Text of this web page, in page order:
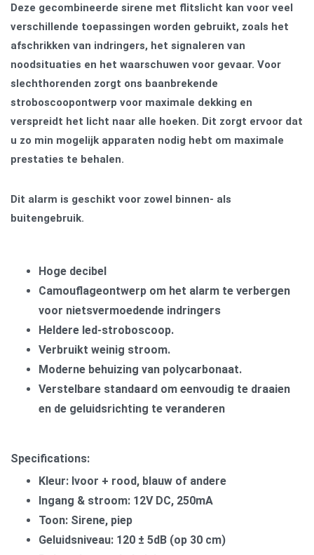
Deze gecombineerde sirene met flitslicht kan voor veel
verschillende toepassingen worden gebruikt, zoals het
afschrikken van indringers, het signaleren van
noodsituaties en het waarschuwen voor gevaar. Voor
slechthorenden zorgt ons baanbrekende
stroboscoopontwerp voor maximale dekking en
verspreidt het licht naar alle hoeken. Dit zorgt ervoor dat
u zo min mogelijk apparaten nodig hebt om maximale
prestaties te behalen.
Dit alarm is geschikt voor zowel binnen- als
buitengebruik.
Hoge decibel
Camouflageontwerp om het alarm te verbergen
voor nietsvermoedende indringers
Heldere led-stroboscoop.
Verbruikt weinig stroom.
Moderne behuizing van polycarbonaat.
Verstelbare standaard om eenvoudig te draaien
en de geluidsrichting te veranderen
Specifications:
Kleur: Ivoor + rood, blauw of andere
Ingang & stroom: 12V DC, 250mA
Toon: Sirene, piep
Geluidsniveau: 120 ± 5dB (op 30 cm)